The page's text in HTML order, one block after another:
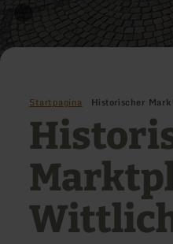
Startpagina Historischer